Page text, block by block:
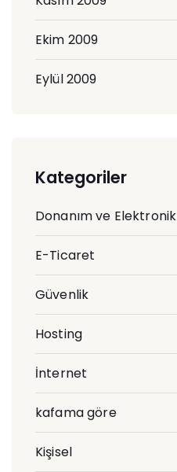
Ekim 2009
Eylül 2009
Kategoriler
Donanım ve Elektronik
E-Ticaret
Güvenlik
Hosting
İnternet
kafama göre
Kişisel